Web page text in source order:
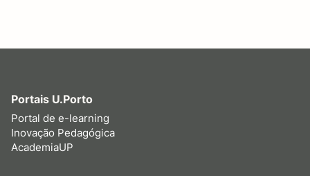
Portais U.Porto
Portal de e-learning
Inovação Pedagógica
AcademiaUP